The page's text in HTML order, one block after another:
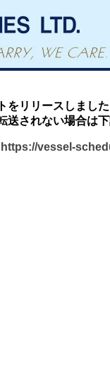
をリリースしまし
送されない場合は
https://vessel-